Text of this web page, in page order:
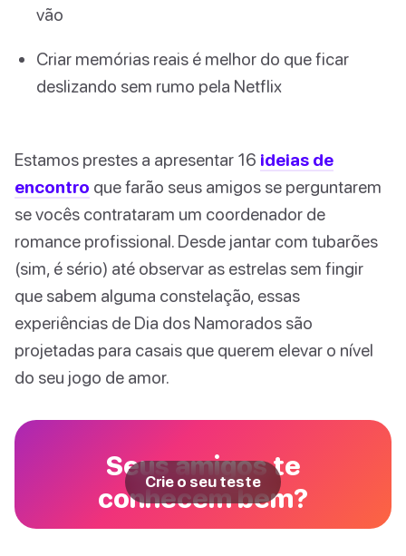
vão
Criar memórias reais é melhor do que ficar
deslizando sem rumo pela Netflix
Estamos prestes a apresentar 16 ideias de
encontro que farão seus amigos se perguntarem
se vocês contrataram um coordenador de
romance profissional. Desde jantar com tubarões
(sim, é sério) até observar as estrelas sem fingir
que sabem alguma constelação, essas
experiências de Dia dos Namorados são
projetadas para casais que querem elevar o nível
do seu jogo de amor.
Seus amigos te
conhecem bem?
Crie o seu teste